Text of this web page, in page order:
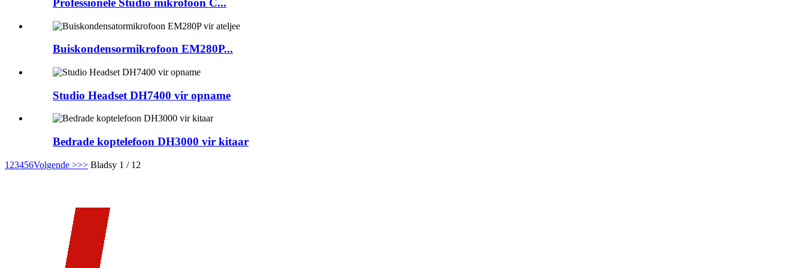
Professionele Studio mikrofoon C...
Buiskondensormikrofoon EM280P...
Studio Headset DH7400 vir opname
Bedrade koptelefoon DH3000 vir kitaar
1 23456Volgende >>> Bladsy 1 / 12